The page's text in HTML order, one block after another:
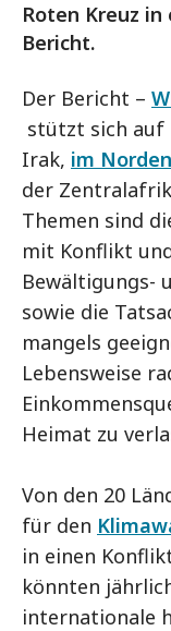
Roten Kreuz
Bericht.
Der Bericht –
stützt sich auf
Irak, im
der
Themen sind
mit Konflikt
Bewältigungs-
sowie die
mangels
Lebensweise
Heimat zu
Von den 20
für den
in einen
könnten
internationale